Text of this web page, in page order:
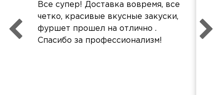
Все супер! Доставка вовремя, все
четко, красивые вкусные закуски,
фуршет прошел на отлично .
Спасибо за профессионализм!